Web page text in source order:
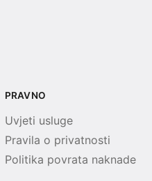
PRAVNO
Uvjeti usluge
Pravila o privatnosti
Politika povrata naknade